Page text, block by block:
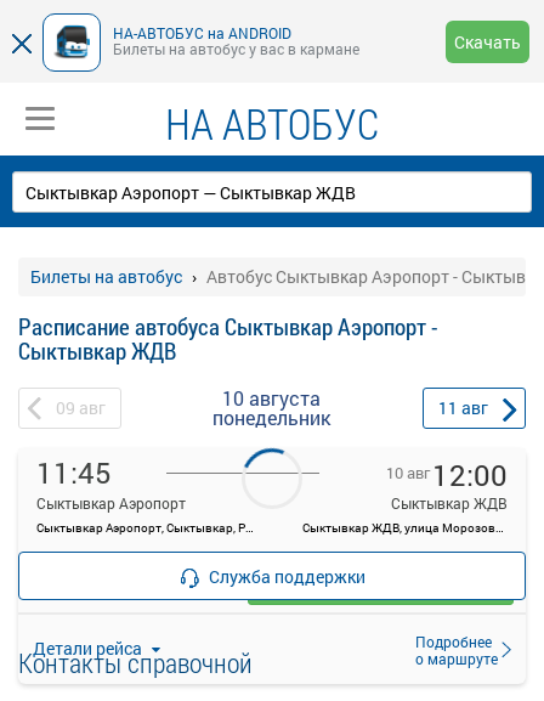
НА-АВТОБУС на ANDROID
Билеты на автобус у вас в кармане
Скачать
НА АВТОБУС
Билеты на автобус Автобус Сыктывкар Аэропорт -
Расписание автобуса Сыктывкар Аэропорт -
Сыктывкар ЖДВ
09 авг 10 августа
понедельник 11 авг
11:45
Сыктывкар Аэропорт
Сыктывкар Аэропорт, Сыктывкар, Россия
10 авг 12:00
Сыктывкар ЖДВ
Сыктывкар ЖДВ, улица Морозова, 1А
Детали рейса
Подробнее
о маршруте
—
Загрузить цену
Служба поддержки
Контакты справочной